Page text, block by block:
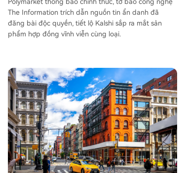
The Information trích dẫn nguồn tin ẩn danh đã
đăng bài độc quyền, tiết lộ Kalshi sắp ra mắt sản
phẩm hợp đồng vĩnh viễn cùng loại.